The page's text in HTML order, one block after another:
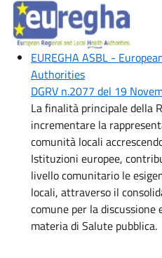
EUREGHA ASBL -
Authorities
DGRV n.2077 del 19
La finalità principale della
incrementare la
comunità locali
Istituzioni europee,
livello comunitario le
locali, attraverso il
comune per la discussione
materia di Salute pubblica.